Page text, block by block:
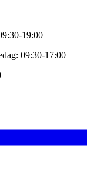
19:00
09:30-17:00